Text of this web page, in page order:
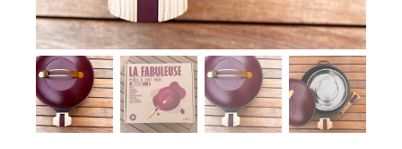
Gamme Made in France
Contact & accès